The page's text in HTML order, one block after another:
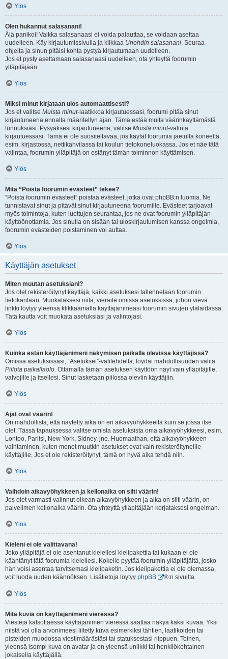
Ylös
Olen hukannut salasanani!
Älä panikoi! Vaikka salasanaasi ei voida palauttaa, se voidaan asettaa
uudelleen. Käy kirjautumissivulla ja klikkaa Unohdin salasanani. Seuraa
ohjeita ja sinun pitäisi kohta pystyä kirjautumaan uudelleen.
Jos et pysty asettamaan salasanaasi uudelleen, ota yhteyttä foorumin
ylläpitäjään.
Ylös
Miksi minut kirjataan ulos automaattisesti?
Jos et valitse Muista minut-laatikkoa kirjautuessasi, foorumi pitää sinut
kirjautuneena ennalta määritellyn ajan. Tämä estää muita väärinkäyttämästä
tunnuksiasi. Pysyäksesi kirjautuneena, valitse Muista minut-valinta
kirjautuessasi. Tämä ei ole suositeltavaa, jos käytät foorumia jaetulta koneelta,
esim. kirjastossa, nettikahvilassa tai koulun tietokoneluokassa. Jos et näe tätä
valintaa, foorumin ylläpitäjä on estänyt tämän toiminnon käyttämisen.
Ylös
Mitä “Poista foorumin evästeet” tekee?
“Poista foorumin evästeet” poistaa evästeet, jotka ovat phpBB:n luomia. Ne
tunnistavat sinut ja pitävät sinut kirjautuneena foorumille. Evästeet tarjoavat
myös toimintoja, kuten luettujen seurantaa, jos ne ovat foorumin ylläpitäjän
käyttöönottamia. Jos sinulla on sisään tai uloskirjautumisen kanssa ongelmia,
foorumin evästeiden poistaminen voi auttaa.
Ylös
Käyttäjän asetukset
Miten muutan asetuksiani?
Jos olet rekisteröitynyt käyttäjä, kaikki asetuksesi tallennetaan foorumin
tietokantaan. Muokataksesi niitä, vieraile omissa asetuksissa, johon vievä
linkki löytyy yleensä klikkaamalla käyttäjänimeäsi foorumin sivujen ylälaidassa.
Tätä kautta voit muokata asetuksiasi ja valintojasi.
Ylös
Kuinka estän käyttäjänimeni näkymisen paikalla olevissa käyttäjissä?
Omissa asetuksissasi, “Asetukset”-välilehdellä, löydät mahdollisuuden valita
Piilota paikallaolo. Ottamalla tämän asetuksen käyttöön näyt vain ylläpitäjille,
valvojille ja itsellesi. Sinut lasketaan piilossa oleviin käyttäjiin.
Ylös
Ajat ovat väärin!
On mahdollista, että näytetty aika on eri aikavyöhykkeeltä kuin se jossa itse
olet. Tässä tapauksessa valitse omista asetuksista oma aikavyöhykkeesi, esim.
Lontoo, Pariisi, New York, Sidney, jne. Huomaathan, että aikavyöhykkeen
vaihtaminen, kuten monet muutkin asetukset ovat vain rekisteröityneille
käyttäjille. Jos et ole rekisteröitynyt, tämä on hyvä aika tehdä niin.
Ylös
Vaihdoin aikavyöhykkeen ja kellonaika on silti väärin!
Jos olet varmasti valinnut oikean aikavyöhykkeen ja aika on silti väärin, on
palvelimen kellonaika väärin. Ota yhteyttä ylläpitäjään korjataksesi ongelman.
Ylös
Kieleni ei ole valittavana!
Joko ylläpitäjä ei ole asentanut kielellesi kielipakettia tai kukaan ei ole
kääntänyt tätä foorumia kielellesi. Kokeile pyytää foorumin ylläpitäjältä, josko
hän voisi asentaa tarvitsemasi kielipaketin. Jos kielipakettia ei ole olemassa,
voit luoda uuden käännöksen. Lisätietoja löytyy phpBB ®:n sivuilta.
Ylös
Mitä kuvia on käyttäjänimeni vieressä?
Viestejä katsottaessa käyttäjänimen vieressä saattaa näkyä kaksi kuvaa. Yksi
niistä voi olla arvonimeesi liitetty kuva esimerkiksi tähtien, laatikoiden tai
pisteiden muodossa viestimäärästäsi tai statuksestasi riippuen. Toinen,
yleensä isompi kuva on avatar ja on yleensä uniikki tai henkilökohtainen
jokaisella käyttäjällä.